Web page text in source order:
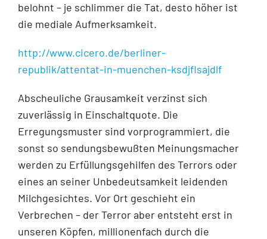
belohnt – je schlimmer die Tat, desto höher ist
die mediale Aufmerksamkeit.
http://www.cicero.de/berliner-
republik/attentat-in-muenchen-ksdjflsajdlf
Abscheuliche Grausamkeit verzinst sich
zuverlässig in Einschaltquote. Die
Erregungsmuster sind vorprogrammiert, die
sonst so sendungsbewußten Meinungsmacher
werden zu Erfüllungsgehilfen des Terrors oder
eines an seiner Unbedeutsamkeit leidenden
Milchgesichtes. Vor Ort geschieht ein
Verbrechen – der Terror aber entsteht erst in
unseren Köpfen, millionenfach durch die